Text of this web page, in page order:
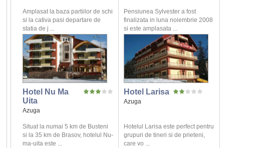
Amplasat la baza partiilor de schi
si la cativa pasi departare de
statia de j ...
Pensiunea Sylvester a fost
finalizata in luna noiembrie 2008
si este amplasata ...
Hotel Nu Ma
Uita
Azuga
Situat la numai 5 km de Busteni
si la 35 km de Brasov, hotelul Nu-
ma-uita este ...
Hotel Larisa
Azuga
Hotelul Larisa este perfect pentru
grupuri de tineri si de prieteni,
care vo ...